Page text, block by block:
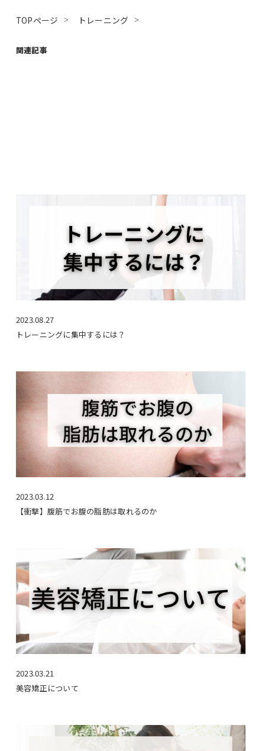
TOPページ トレーニング
関連記事
2023.08.27
トレーニングに集中するには？
2023.03.12
【衝撃】腹筋でお腹の脂肪は取れるのか
2023.03.21
美容矯正について